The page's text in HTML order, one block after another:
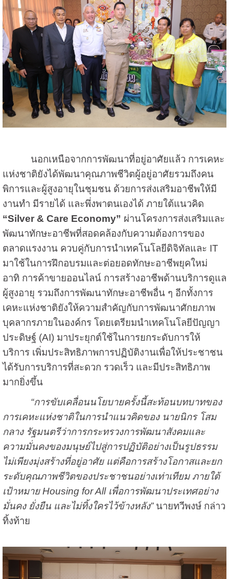
นอกเหนือจากการพัฒนาที่อยู่อาศัยแล้ว การเคหะ
แห่งชาติยังได้พัฒนาคุณภาพชีวิตผู้อยู่อาศัยรวมถึงคน
พิการและผู้สูงอายุในชุมชน ด้วยการส่งเสริมอาชีพให้มี
งานทำ มีรายได้ และพึ่งพาตนเองได้ ภายใต้แนวคิด
“Silver & Care Economy” ผ่านโครงการส่งเสริมและ
พัฒนาทักษะอาชีพที่สอดคล้องกับความต้องการของ
ตลาดแรงงาน ควบคู่กับการนำเทคโนโลยีดิจิทัลและ IT
มาใช้ในการฝึกอบรมและต่อยอดทักษะอาชีพยุคใหม่
อาทิ การค้าขายออนไลน์ การสร้างอาชีพด้านบริการดูแล
ผู้สูงอายุ รวมถึงการพัฒนาทักษะอาชีพอื่น ๆ อีกทั้งการ
เคหะแห่งชาติยังให้ความสำคัญกับการพัฒนาศักยภาพ
บุคลากรภายในองค์กร โดยเตรียมนำเทคโนโลยีปัญญา
ประดิษฐ์ (AI) มาประยุกต์ใช้ในการยกระดับการให้
บริการ เพิ่มประสิทธิภาพการปฏิบัติงานเพื่อให้ประชาชน
ได้รับการบริการที่สะดวก รวดเร็ว และมีประสิทธิภาพ
มากยิ่งขึ้น
“การขับเคลื่อนนโยบายครั้งนี้สะท้อนบทบาทของ
การเคหะแห่งชาติในการนำแนวคิดของ นายนิกร โสม
กลาง รัฐมนตรีว่าการกระทรวงการพัฒนาสังคมและ
ความมั่นคงของมนุษย์ไปสู่การปฏิบัติอย่างเป็นรูปธรรม
ไม่เพียงมุ่งสร้างที่อยู่อาศัย แต่คือการสร้างโอกาสและยก
ระดับคุณภาพชีวิตของประชาชนอย่างเท่าเทียม ภายใต้
เป้าหมาย Housing for All เพื่อการพัฒนาประเทศอย่าง
มั่นคง ยั่งยืน และไม่ทิ้งใครไว้ข้างหลัง”นายทวีพงษ์ กล่าว
ทิ้งท้าย